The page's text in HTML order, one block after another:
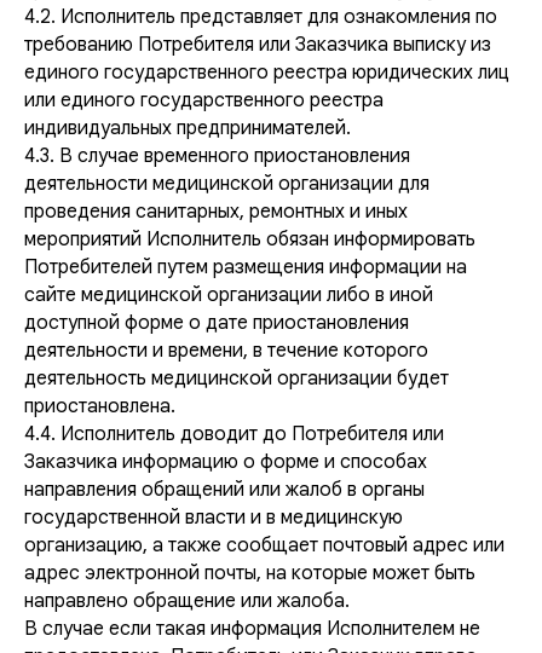
4.2. Исполнитель представляет для ознакомления по
требованию Потребителя или Заказчика выписку из
единого государственного реестра юридических лиц
или единого государственного реестра
индивидуальных предпринимателей.
4.3. В случае временного приостановления
деятельности медицинской организации для
проведения санитарных, ремонтных и иных
мероприятий Исполнитель обязан информировать
Потребителей путем размещения информации на
сайте медицинской организации либо в иной
доступной форме о дате приостановления
деятельности и времени, в течение которого
деятельность медицинской организации будет
приостановлена.
4.4. Исполнитель доводит до Потребителя или
Заказчика информацию о форме и способах
направления обращений или жалоб в органы
государственной власти и в медицинскую
организацию, а также сообщает почтовый адрес или
адрес электронной почты, на которые может быть
направлено обращение или жалоба.
В случае если такая информация Исполнителем не